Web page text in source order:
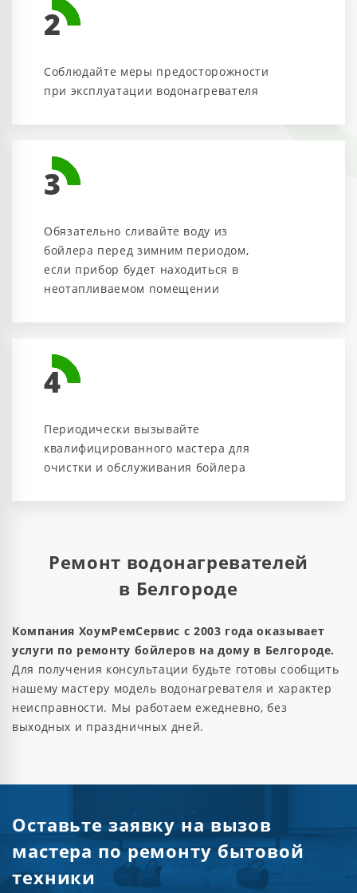
2
Соблюдайте меры предосторожности
при эксплуатации водонагревателя
3
Обязательно сливайте воду из
бойлера перед зимним периодом,
если прибор будет находиться в
неотапливаемом помещении
4
Периодически вызывайте
квалифицированного мастера для
очистки и обслуживания бойлера
Ремонт водонагревателей
в Белгороде
Компания ХоумРемСервис с 2003 года оказывает
услуги по ремонту бойлеров на дому в Белгороде.
Для получения консультации будьте готовы сообщить
нашему мастеру модель водонагревателя и характер
неисправности. Мы работаем ежедневно, без
выходных и праздничных дней.
Оставьте заявку на вызов
мастера по ремонту бытовой
техники